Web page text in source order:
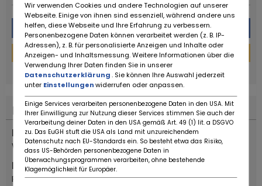
Wiadomość
Kalkulator finansowania
powered bytarifcheck
Lokalizacja
Kraj
Włochy
Miejsce
Reggio Emilia
Wir verwenden Cookies und andere Technologien auf unserer
Webseite. Einige von ihnen sind essenziell, während andere uns
helfen, diese Webseite und Ihre Erfahrung zu verbessern.
Personenbezogene Daten können verarbeitet werden (z. B. IP-
Adressen), z. B. für personalisierte Anzeigen und Inhalte oder
Anzeigen- und Inhaltsmessung. Weitere Informationen über die
Verwendung Ihrer Daten finden Sie in unserer
Datenschutzerklärung. Sie können Ihre Auswahl jederzeit
unter Einstellungenwiderrufen oder anpassen.
Einige Services verarbeiten personenbezogene Daten in den USA. Mit
Ihrer Einwilligung zur Nutzung dieser Services stimmen Sie auch der
Verarbeitung deiner Daten in den USA gemäß Art. 49 (1) lit. a DSGVO
zu. Das EuGH stuft die USA als Land mit unzureichendem
Datenschutz nach EU-Standards ein. So besteht etwa das Risiko,
dass US-Behörden personenbezogene Daten in
Überwachungsprogrammen verarbeiten, ohne bestehende
Klagemöglichkeit für Europäer.